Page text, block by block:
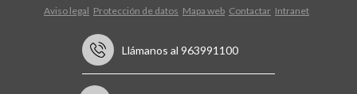
Aviso legal Protección de datos Mapa web Contactar Intranet
Llámanos al 963991100